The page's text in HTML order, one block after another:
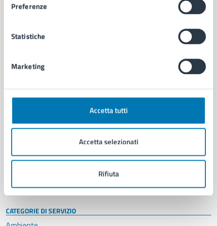
Preferenze
Statistiche
Marketing
Accetta tutti
Accetta selezionati
Rifiuta
Comune di Napoli
AMMINISTRAZIONE
Organi di governo
Enti e fondazioni
Personale amministrativo
Intranet, posta aziendale e protocollo
CATEGORIE DI SERVIZIO